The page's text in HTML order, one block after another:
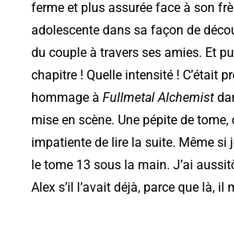
ferme et plus assurée face à son
adolescente dans sa façon de
du couple à travers ses amies. Et
chapitre ! Quelle intensité ! C’était
hommage à Fullmetal Alchemist
mise en scène. Une pépite de tome,
impatiente de lire la suite. Même si
le tome 13 sous la main. J’ai
Alex s’il l’avait déjà, parce que là, il